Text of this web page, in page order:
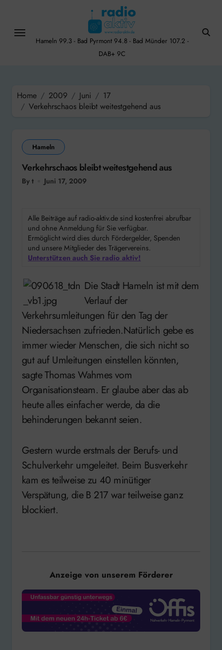
content
Hameln 99.3 - Bad Pyrmont 94.8 - Bad Münder 107.2 -
DAB+ 9C
Home 2009 Juni
17
Verkehrschaos bleibt weitestgehend aus
Hameln
Verkehrschaos bleibt weitestgehend aus
By t Juni 17, 2009
Alle Beiträge auf radio-aktiv.de sind kostenfrei abrufbar
und ohne Anmeldung für Sie verfügbar.
Ermöglicht wird dies durch Fördergelder, Spenden
und unsere Mitglieder des Trägervereins.
Unterstützen auch Sie radio aktiv!
Die Stadt Hameln ist mit dem
Verlauf der
Verkehrsumleitungen für den Tag der
Niedersachsen zufrieden.Natürlich gebe es
immer wieder Menschen, die sich nicht so
gut auf Umleitungen einstellen könnten,
sagte Thomas Wahmes vom
Organisationsteam. Er glaube aber das ab
heute alles einfacher werde, da die
behinderungen bekannt seien.
Gestern wurde erstmals der Berufs- und
Schulverkehr umgeleitet. Beim Busverkehr
kam es teilweise zu 40 minütiger
Verspätung, die B 217 war teilweise ganz
blockiert.
Anzeige von unserem Förderer